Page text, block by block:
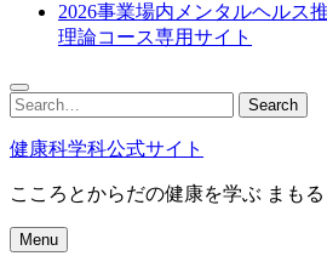
2026事業場内メンタルヘルス
理論コース専用サイト
Search
for:
Search
健康科学科公式サイト
こころとからだの健康を学ぶ まも
Menu